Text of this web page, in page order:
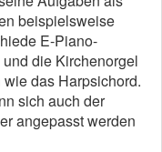
beispielsweise
E-Piano-
die Kirchenorgel
das Harpsichord.
sich auch der
angepasst werden